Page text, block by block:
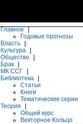
Главное
Годовые прогнозы
Власть
Культура
Общество
Брак
МК ССГ
Библиотека
Статьи
Книги
Тематические серии
Теория
Общий курс
Векторное Кольцо